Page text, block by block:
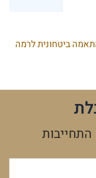
6 | קביעת התאמה ביטחונית לרמה